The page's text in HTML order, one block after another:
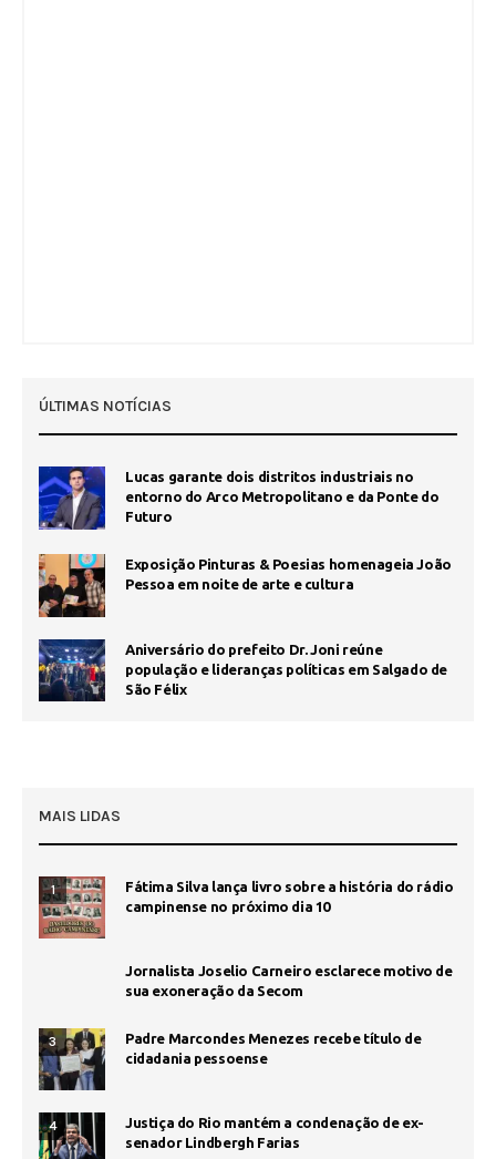
ÚLTIMAS NOTÍCIAS
Lucas garante dois distritos industriais no
entorno do Arco Metropolitano e da Ponte do
Futuro
Exposição Pinturas & Poesias homenageia João
Pessoa em noite de arte e cultura
Aniversário do prefeito Dr. Joni reúne
população e lideranças políticas em Salgado de
São Félix
MAIS LIDAS
1
Fátima Silva lança livro sobre a história do rádio
campinense no próximo dia 10
Jornalista Joselio Carneiro esclarece motivo de
sua exoneração da Secom
3
Padre Marcondes Menezes recebe título de
cidadania pessoense
4
Justiça do Rio mantém a condenação de ex-
senador Lindbergh Farias